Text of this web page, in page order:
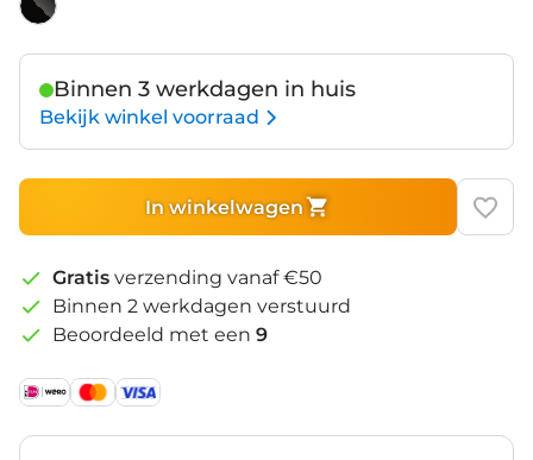
Binnen 3 werkdagen in huis
Bekijk winkel voorraad
In winkelwagen
Gratis verzending vanaf €50
Binnen 2 werkdagen verstuurd
Beoordeeld met een 9